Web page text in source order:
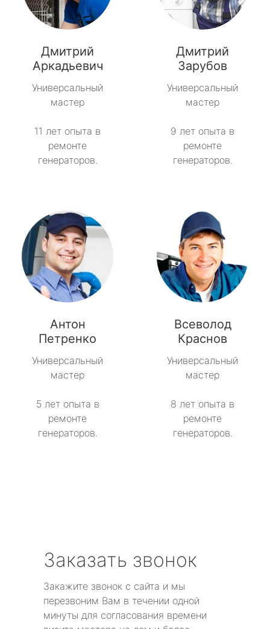
Дмитрий
Аркадьевич
Универсальный
мастер
11 лет опыта в
ремонте
генераторов.
Дмитрий
Зарубов
Универсальный
мастер
9 лет опыта в
ремонте
генераторов.
Антон
Петренко
Универсальный
мастер
5 лет опыта в
ремонте
генераторов.
Всеволод
Краснов
Универсальный
мастер
8 лет опыта в
ремонте
генераторов.
Заказать звонок
Закажите звонок с сайта и мы
перезвоним Вам в течении одной
минуты для согласования времени